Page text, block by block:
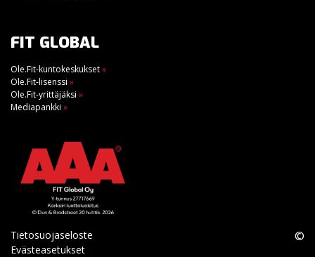
FIT GLOBAL
Ole.Fit-kuntokeskukset»
Ole.Fit-lisenssi »
Ole.Fit-yrittäjäksi »
Mediapankki »
Tietosuojaseloste
Evästeasetukset
©